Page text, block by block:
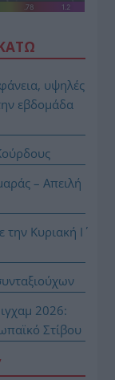
υψηλές
εβδομάδα
– Απειλή
Κυριακή Ι΄
2026:
Στίβου